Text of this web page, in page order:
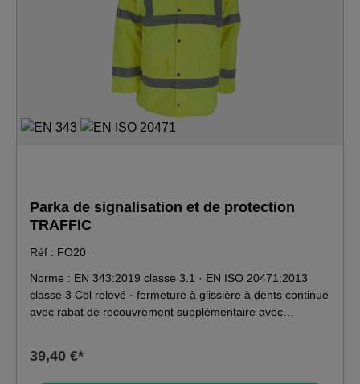
Parka de signalisation et de protection
TRAFFIC
Réf : FO20
Norme : EN 343:2019 classe 3.1 · EN ISO 20471:2013
classe 3 Col relevé · fermeture à glissière à dents continue
avec rabat de recouvrement supplémentaire avec
latérales insérées avec rabat · bandes réfléchissantes.
39,40 €*